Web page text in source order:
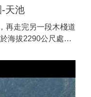
-天池
再走完另一段木棧道
海拔2290公尺處，
，之後再加上破碎岩